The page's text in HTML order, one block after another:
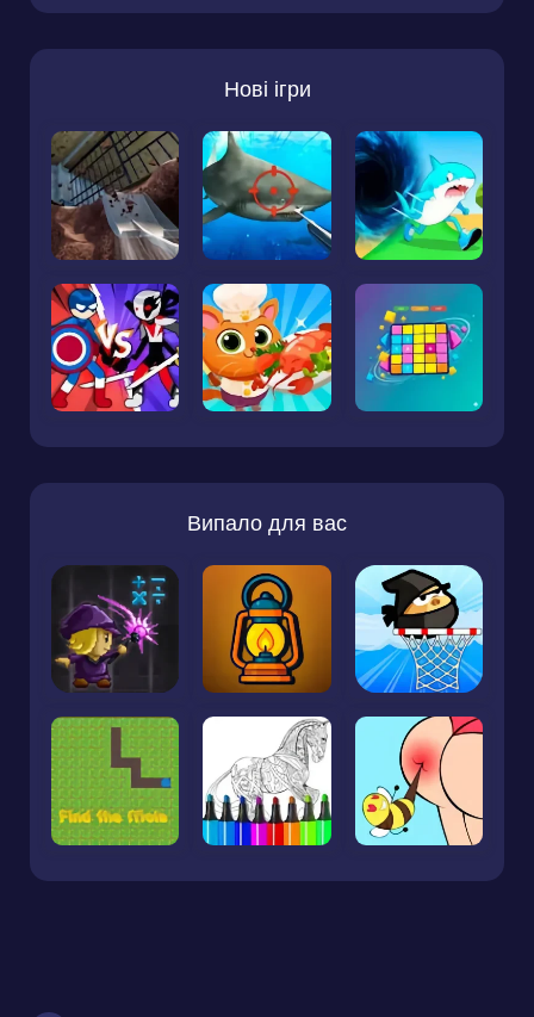
Нові ігри
Випало для вас